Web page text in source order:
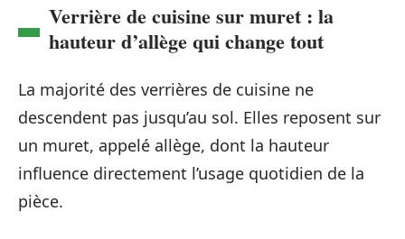
Verrière de cuisine sur muret : la
hauteur d’allège qui change tout
La majorité des verrières de cuisine ne
descendent pas jusqu’au sol. Elles reposent sur
un muret, appelé allège, dont la hauteur
influence directement l’usage quotidien de la
pièce.